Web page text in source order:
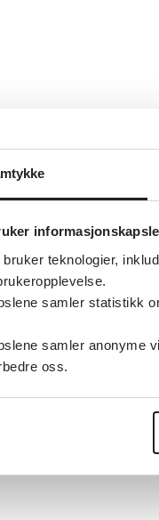
bruker teknologier,
samler statistikk
samler anonyme
oss.